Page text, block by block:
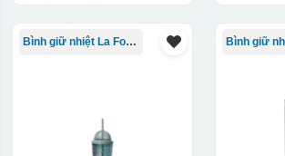
Bình giữ nhiệt La Fonte